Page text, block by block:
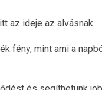
az ideje az alvásnak.
fény, mint ami a